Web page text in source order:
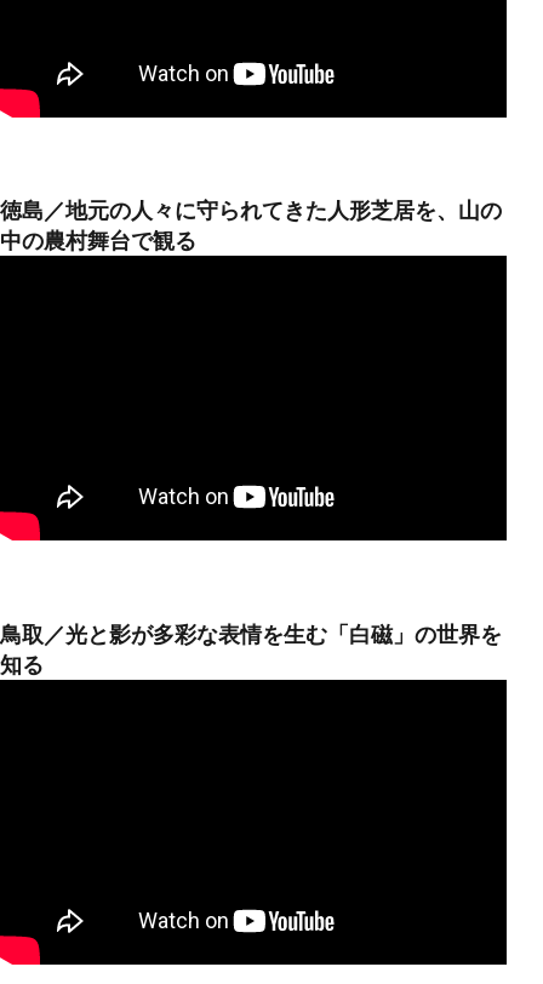
徳島／地元の人々に守られてきた人形芝居を、山の
中の農村舞台で観る
鳥取／光と影が多彩な表情を生む「白磁」の世界を
知る